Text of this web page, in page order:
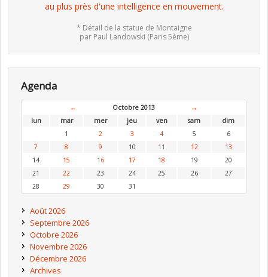
au plus près d'une intelligence en mouvement.
* Détail de la statue de Montaigne
par Paul Landowski (Paris 5ème)
Agenda
← Octobre 2013
→
lun
mar mer jeu ven sam
dim
1
2 3 4 5
6
7
8 9 10 11 12
13
14
15 16 17 18 19
20
21
22 23 24 25 26
27
28
29 30 31
Août 2026
Septembre 2026
Octobre 2026
Novembre 2026
Décembre 2026
Archives